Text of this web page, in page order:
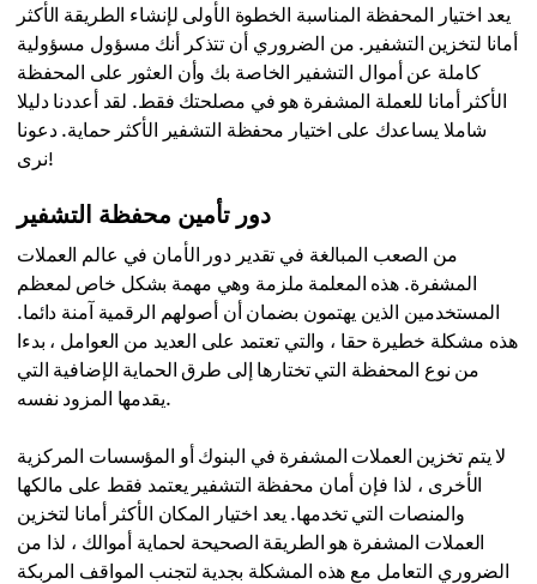
يعد اختيار المحفظة المناسبة الخطوة الأولى لإنشاء الطريقة الأكثر
أمانا لتخزين التشفير. من الضروري أن تتذكر أنك مسؤول مسؤولية
كاملة عن أموال التشفير الخاصة بك وأن العثور على المحفظة
الأكثر أمانا للعملة المشفرة هو في مصلحتك فقط. لقد أعددنا دليلا
شاملا يساعدك على اختيار محفظة التشفير الأكثر حماية. دعونا
نرى!
دور تأمين محفظة التشفير
من الصعب المبالغة في تقدير دور الأمان في عالم العملات
المشفرة. هذه المعلمة ملزمة وهي مهمة بشكل خاص لمعظم
المستخدمين الذين يهتمون بضمان أن أصولهم الرقمية آمنة دائما.
هذه مشكلة خطيرة حقا ، والتي تعتمد على العديد من العوامل ، بدءا
من نوع المحفظة التي تختارها إلى طرق الحماية الإضافية التي
يقدمها المزود نفسه.
لا يتم تخزين العملات المشفرة في البنوك أو المؤسسات المركزية
الأخرى ، لذا فإن أمان محفظة التشفير يعتمد فقط على مالكها
والمنصات التي تخدمها. يعد اختيار المكان الأكثر أمانا لتخزين
العملات المشفرة هو الطريقة الصحيحة لحماية أموالك ، لذا من
الضروري التعامل مع هذه المشكلة بجدية لتجنب المواقف المربكة